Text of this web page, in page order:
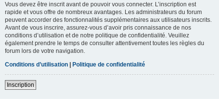
Vous devez être inscrit avant de pouvoir vous connecter. L’inscription est
rapide et vous offre de nombreux avantages. Les administrateurs du forum
peuvent accorder des fonctionnalités supplémentaires aux utilisateurs inscrits.
Avant de vous inscrire, assurez-vous d’avoir pris connaissance de nos
conditions d’utilisation et de notre politique de confidentialité. Veuillez
également prendre le temps de consulter attentivement toutes les règles du
forum lors de votre navigation.
Conditions d’utilisation | Politique de confidentialité
Inscription